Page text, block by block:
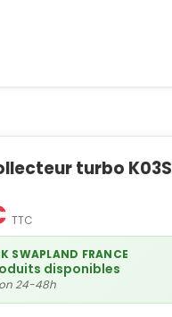
turbo K03S
TTC
SWAPLAND FRANCE
disponibles
24-48h